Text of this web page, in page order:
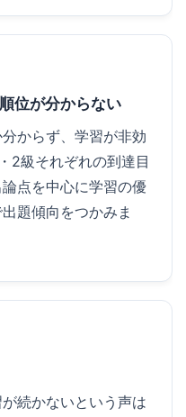
位が分からない
からず、学習が非効
2級それぞれの到達目
点を中心に学習の優
題傾向をつかみま
続かないという声は